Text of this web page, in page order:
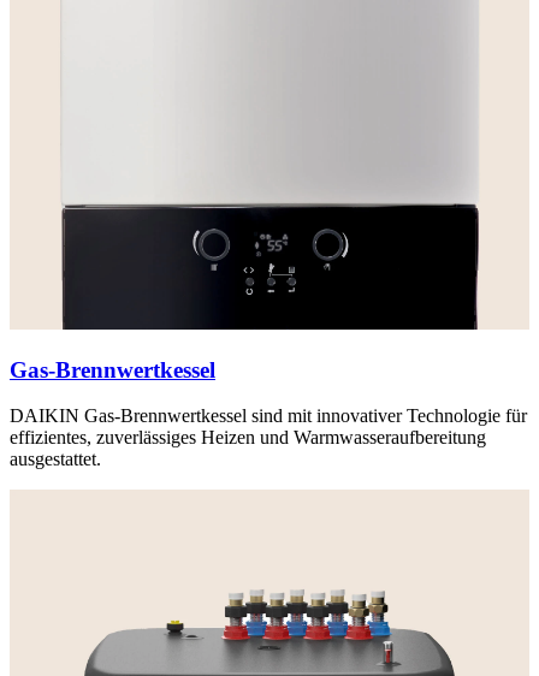
Gas-Brennwertkessel
DAIKIN Gas-Brennwertkessel sind mit innovativer Technologie für
effizientes, zuverlässiges Heizen und Warmwasseraufbereitung
ausgestattet.